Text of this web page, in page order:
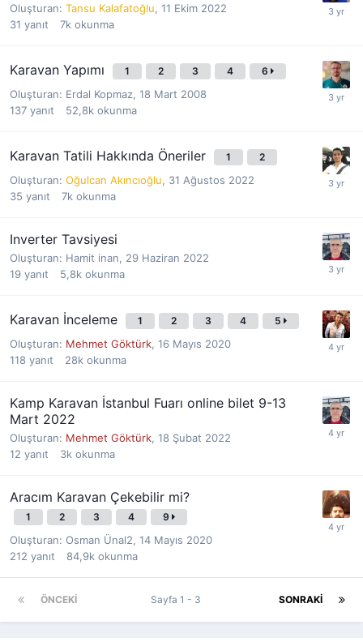
Oluşturan: Tansu Kalafatoğlu, 11 Ekim 2022
31 yanıt 7k okunma
Karavan Yapımı 1 2 3 4 6
Oluşturan: Erdal Kopmaz, 18 Mart 2008
137 yanıt 52,8k okunma
Karavan Tatili Hakkında Öneriler 1 2
Oluşturan: Oğulcan Akıncıoğlu, 31 Ağustos 2022
35 yanıt 7k okunma
Inverter Tavsiyesi
Oluşturan: Hamit inan, 29 Haziran 2022
19 yanıt 5,8k okunma
Karavan İnceleme 1 2 3 4 5
Oluşturan: Mehmet Göktürk, 16 Mayıs 2020
118 yanıt 28k okunma
Kamp Karavan İstanbul Fuarı online bilet 9-13
Mart 2022
Oluşturan: Mehmet Göktürk, 18 Şubat 2022
12 yanıt 3k okunma
Aracım Karavan Çekebilir mi?
1 2 3 4 9
Oluşturan: Osman Ünal2, 14 Mayıs 2020
212 yanıt 84,9k okunma
ÖNCEKI SONRAKI
Sayfa 1 - 3